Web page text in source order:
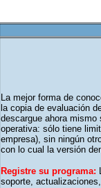
La mejor forma de
la copia de evaluación
descargue ahora
operativa: sólo tiene
empresa), sin ningún
con lo cual la versión
Registre su programa:
soporte,